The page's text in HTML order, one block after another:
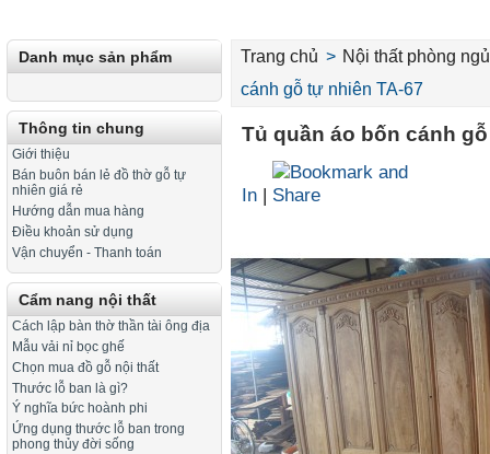
Danh mục sản phẩm
Thông tin chung
Giới thiệu
Bán buôn bán lẻ đồ thờ gỗ tự
nhiên giá rẻ
Hướng dẫn mua hàng
Điều khoản sử dụng
Vận chuyển - Thanh toán
Cẩm nang nội thất
Cách lập bàn thờ thần tài ông địa
Mẫu vải nỉ bọc ghế
Chọn mua đồ gỗ nội thất
Thước lỗ ban là gì?
Ý nghĩa bức hoành phi
Ứng dụng thước lỗ ban trong
phong thủy đời sống
Trang chủ > Nội thất phòng ngủ
cánh gỗ tự nhiên TA-67
Tủ quần áo bốn cánh
In |